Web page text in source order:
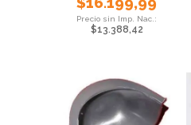
$13.388,42